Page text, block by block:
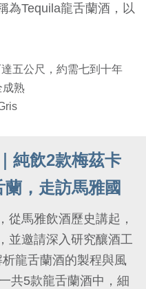
為Tequila龍舌蘭酒，以
五公尺，約需七到十年
成熟
純飲2款梅茲卡
，走訪馬雅國
從馬雅飲酒歷史講起，
並邀請深入研究釀酒工
龍舌蘭酒的製程與風
共5款龍舌蘭酒中，細